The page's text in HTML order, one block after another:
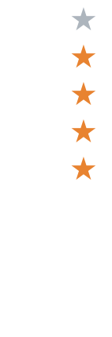
★
★
★
★
★